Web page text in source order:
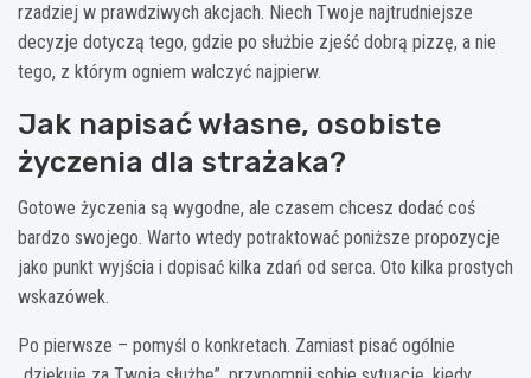
rzadziej w prawdziwych akcjach. Niech Twoje najtrudniejsze
decyzje dotyczą tego, gdzie po służbie zjeść dobrą pizzę, a nie
tego, z którym ogniem walczyć najpierw.
Jak napisać własne, osobiste
życzenia dla strażaka?
Gotowe życzenia są wygodne, ale czasem chcesz dodać coś
bardzo swojego. Warto wtedy potraktować poniższe propozycje
jako punkt wyjścia i dopisać kilka zdań od serca. Oto kilka prostych
wskazówek.
Po pierwsze – pomyśl o konkretach. Zamiast pisać ogólnie